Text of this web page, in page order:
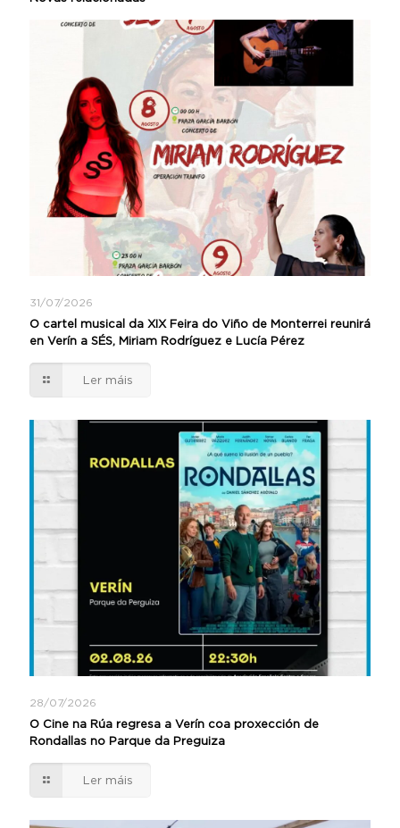
31/07/2026
O cartel musical da XIX Feira do Viño de Monterrei reunirá
en Verín a SÉS, Miriam Rodríguez e Lucía Pérez
Ler máis
28/07/2026
O Cine na Rúa regresa a Verín coa proxección de
Rondallas no Parque da Preguiza
Ler máis